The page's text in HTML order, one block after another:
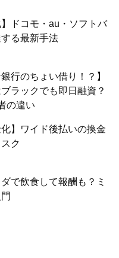
】ドコモ・au・ソフトバ
る最新手法
行のちょい借り！？】
ラックでも即日融資？
の違い
】ワイド後払いの換金
ク
で飲食して報酬も？ミ